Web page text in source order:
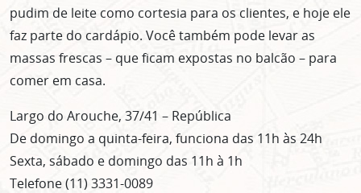
pudim de leite como cortesia para os clientes, e hoje ele
faz parte do cardápio. Você também pode levar as
massas frescas – que ficam expostas no balcão – para
comer em casa.
Largo do Arouche, 37/41 – República
De domingo a quinta-feira, funciona das 11h às 24h
Sexta, sábado e domingo das 11h à 1h
Telefone (11) 3331-0089